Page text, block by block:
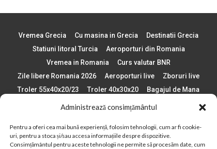
Administrează consimțământul
Pentru a oferi cea mai bună experiență, folosim tehnologii, cum ar fi cookie-
uri, pentru a stoca și/sau accesa informațiile despre dispozitive.
Consimțământul pentru aceste tehnologii ne permite să procesăm date, cum
Vremea Grecia Cu masina in Grecia
Destinatii Grecia
Statiuni litoral Turcia
Aeroporturi din Romania
Vremea in Romania
Curs valutar BNR
Zile libere Romania 2026
Aeroporturi live
Zboruri live
Troler 55x40x20/23
Troler 40x30x20
Bagajul de Mana
Paste 2026
Cele mai bune telefoane
Plaje din Europa
Concerte Romania 2025
Asigurare de calatorie
Când se schimba ora în 2026